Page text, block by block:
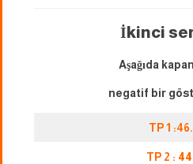
İkinci
Aşağıda
negatif bir
TP 1
TP 2 :